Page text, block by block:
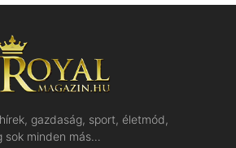
gazdaság, sport, életmód,
sok minden más…